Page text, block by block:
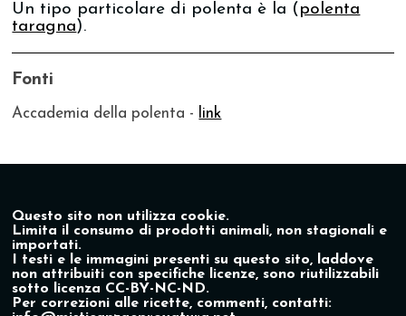
Un tipo particolare di polenta è la ( polenta
taragna).
Fonti
Accademia della polenta - link
Questo sito non utilizza cookie.
Limita il consumo di prodotti animali, non stagionali e
importati.
I testi e le immagini presenti su questo sito, laddove
non attribuiti con specifiche licenze, sono riutilizzabili
sotto licenza CC-BY-NC-ND.
Per correzioni alle ricette, commenti, contatti: